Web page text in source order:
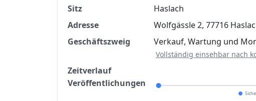
Finanzkennzahlen nach kostenloser Registrierung
Jetzt kostenlos registrieren
Sitz
Haslach
Adresse
Wolfgässle 2, 77716
Geschäftszweig
Verkauf, Wartung und
Vollständig einsehbar nach
Zeitverlauf
Veröffentlichungen